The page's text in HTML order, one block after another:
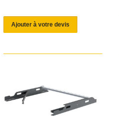
Ajouter à votre devis